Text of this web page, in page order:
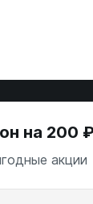
на 200
акции